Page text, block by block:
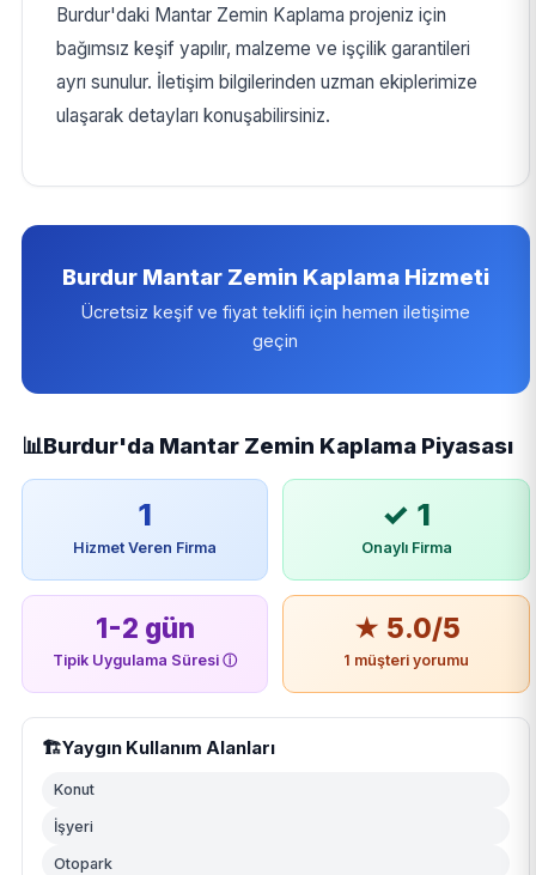
Burdur'daki Mantar Zemin Kaplama projeniz için
bağımsız keşif yapılır, malzeme ve işçilik garantileri
ayrı sunulur. İletişim bilgilerinden uzman ekiplerimize
ulaşarak detayları konuşabilirsiniz.
Burdur Mantar Zemin Kaplama Hizmeti
Ücretsiz keşif ve fiyat teklifi için hemen iletişime
geçin
📊Burdur'da Mantar Zemin Kaplama Piyasası
1
Hizmet Veren Firma
✓ 1
Onaylı Firma
1-2 gün
Tipik Uygulama Süresiⓘ
★ 5.0/5
1 müşteri yorumu
🏗️Yaygın Kullanım Alanları
Konut
İşyeri
Otopark